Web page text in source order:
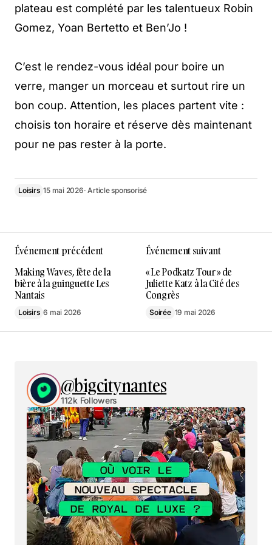
plateau est complété par les talentueux Robin
Gomez, Yoan Bertetto et Ben’Jo !
C’est le rendez-vous idéal pour boire un
verre, manger un morceau et surtout rire un
bon coup. Attention, les places partent vite :
choisis ton horaire et réserve dès maintenant
pour ne pas rester à la porte.
Loisirs 15 mai 2026· Article sponsorisé
Événement précédent
Making Waves, fête de la
bière à la guinguette Les
Nantais
Loisirs 6 mai 2026
Événement suivant
« Le Podkatz Tour » de
Juliette Katz à la Cité des
Congrès
Soirée 19 mai 2026
@bigcitynantes
112k Followers